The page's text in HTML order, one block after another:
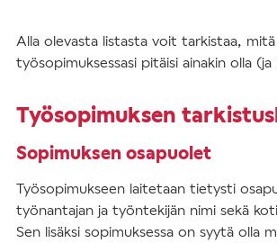
Alla olevasta listasta voit tarkistaa, mitä
työsopimuksessasi pitäisi ainakin olla
Työsopimuksen
Sopimuksen osapuolet
Työsopimukseen laitetaan tietysti
työnantajan ja työntekijän nimi sekä
Sen lisäksi sopimuksessa on syytä olla